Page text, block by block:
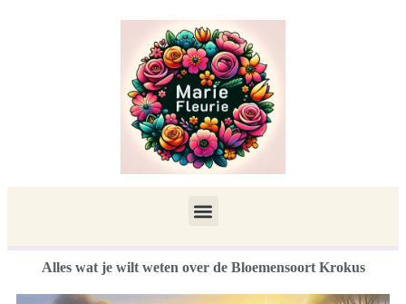
Alles wat je wilt weten over de Bloemensoort Krokus